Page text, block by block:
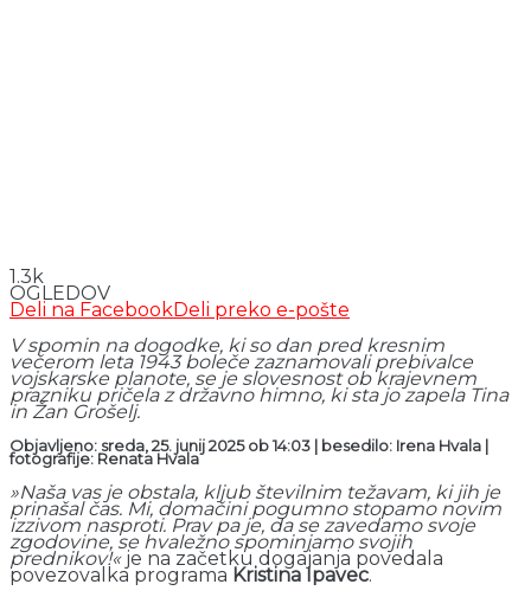
1.3k
OGLEDOV
Deli na FacebookDeli preko e-pošte
V spomin na dogodke, ki so dan pred kresnim
večerom leta 1943 boleče zaznamovali prebivalce
vojskarske planote, se je slovesnost ob krajevnem
prazniku pričela z državno himno, ki sta jo zapela Tina
in Žan Grošelj.
Objavljeno: sreda, 25. junij 2025 ob 14:03 | besedilo: Irena Hvala |
fotografije: Renata Hvala
»Naša vas je obstala, kljub številnim težavam, ki jih je
prinašal čas. Mi, domačini pogumno stopamo novim
izzivom nasproti. Prav pa je, da se zavedamo svoje
zgodovine, se hvaležno spominjamo svojih
prednikov!«je na začetku dogajanja povedala
povezovalka programa Kristina Ipavec.